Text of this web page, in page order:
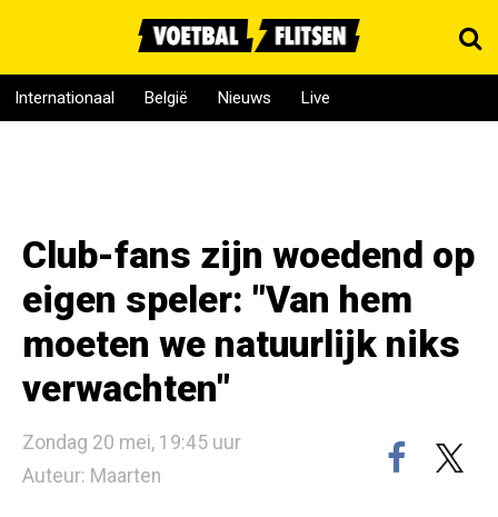
Internationaal België Nieuws Live
Club-fans zijn woedend op
eigen speler: "Van hem
moeten we natuurlijk niks
verwachten"
Zondag 20 mei, 19:45 uur
Auteur: Maarten